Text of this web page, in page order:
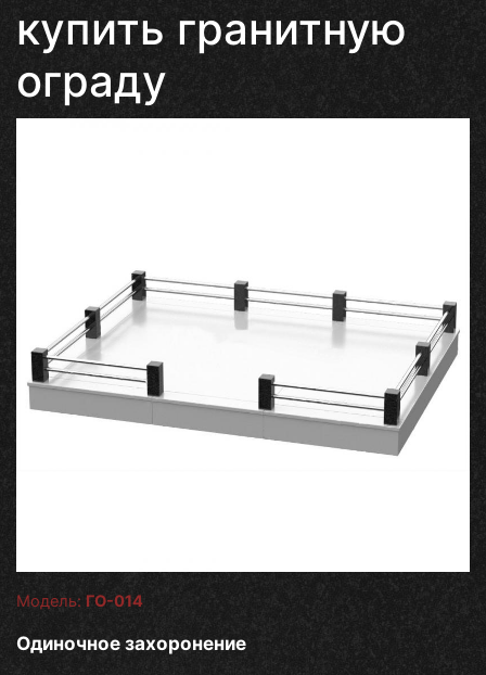
купить гранитную
ограду
Модель: ГО-014
Одиночное захоронение